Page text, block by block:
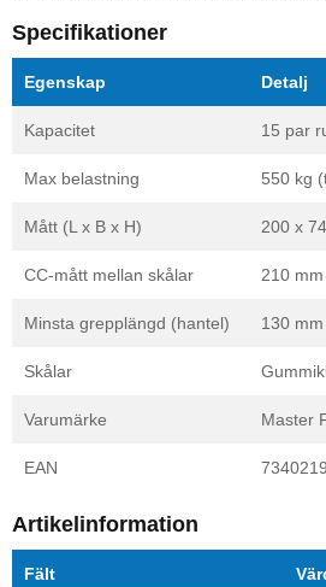
Specifikationer
Egenskap Detalj
Kapacitet 15 par
Max belastning 550 kg
Mått (L x B x H) 200 x
CC-mått mellan skålar 210 mm
Minsta grepplängd (hantel) 130 mm
Skålar
Varumärke Master
EAN
Artikelinformation
Fält